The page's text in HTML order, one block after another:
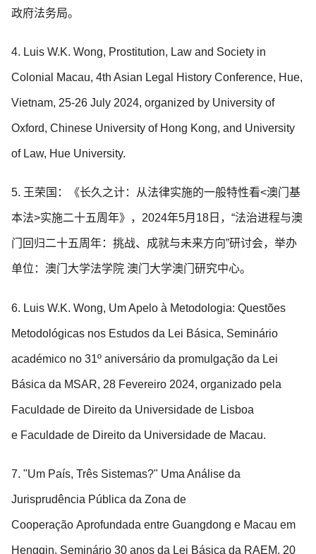
政府法务局。
4. Luis W.K. Wong, Prostitution, Law and Society in
Colonial Macau, 4th Asian Legal History Conference, Hue,
Vietnam, 25-26 July 2024, organized by University of
Oxford, Chinese University of Hong Kong, and University
of Law, Hue University.
5. 王荣国：《长久之计：从法律实施的一般特性看<澳门基
本法>实施二十五周年》，2024年5月18日，“法治进程与澳
门回归二十五周年：挑战、成就与未来方向”研讨会，举办
单位：澳门大学法学院 澳门大学澳门研究中心。
6. Luis W.K. Wong, Um Apelo à Metodologia: Questões
Metodológicas nos Estudos da Lei Básica, Seminário
académico no 31º aniversário da promulgação da Lei
Básica da MSAR, 28 Fevereiro 2024, organizado pela
Faculdade de Direito da Universidade de Lisboa
e Faculdade de Direito da Universidade de Macau.
7. "Um País, Três Sistemas?" Uma Análise da
Jurisprudência Pública da Zona de
Cooperação Aprofundada entre Guangdong e Macau em
Hengqin, Seminário 30 anos da Lei Básica da RAEM, 20